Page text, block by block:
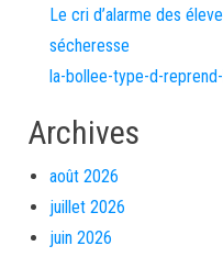
Le cri d’alarme des
sécheresse
la-bollee-type-d-
Archives
août 2026
juillet 2026
juin 2026